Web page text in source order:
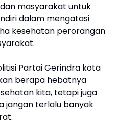
masyarakat untuk
dalam mengatasi
kesehatan perorangan
Partai Gerindra kota
berapa hebatnya
kita, tetapi juga
jangan terlalu banyak